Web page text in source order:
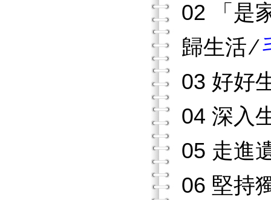
02 「是
歸生活 ∕
03 好好
04 深入
05 走進
06 堅持